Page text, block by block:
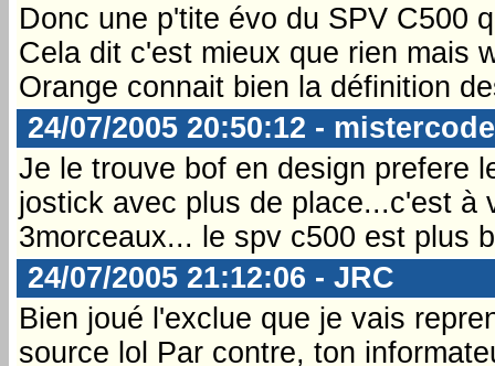
Donc une p'tite évo du SPV C500
Cela dit c'est mieux que rien mais
Orange connait bien la définition
24/07/2005 20:50:12 - mistercode
Je le trouve bof en design prefere
jostick avec plus de place...c'est à
3morceaux... le spv c500 est plus
24/07/2005 21:12:06 - JRC
Bien joué l'exclue que je vais
source lol Par contre, ton